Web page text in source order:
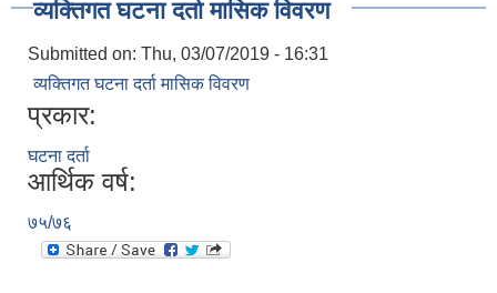
व्यक्तिगत घटना दर्ता मासिक विवरण
Submitted on: Thu, 03/07/2019 - 16:31
व्यक्तिगत घटना दर्ता मासिक विवरण
प्रकार:
घटना दर्ता
आर्थिक वर्ष:
७५/७६